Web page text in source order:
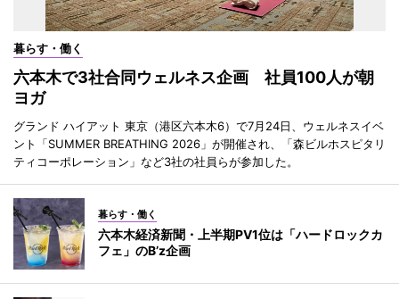
暮らす・働く
六本木で3社合同ウェルネス企画 社員100人が朝
ヨガ
グランド ハイアット 東京（港区六本木6）で7月24日、ウェルネスイベ
ント「SUMMER BREATHING 2026」が開催され、「森ビルホスピタリ
ティコーポレーション」など3社の社員らが参加した。
暮らす・働く
六本木経済新聞・上半期PV1位は「ハードロックカ
フェ」のB’z企画